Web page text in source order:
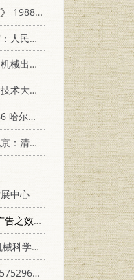
1988 成都：四川科学技术出版社 7536406142
14048·5111
4216·13
7561603060
江人民出版社 4093·154
版社 7302033307
中心
《广告目标之制定 制定广告目标以测定广告之效果》
1975 国际工商传
学研究院